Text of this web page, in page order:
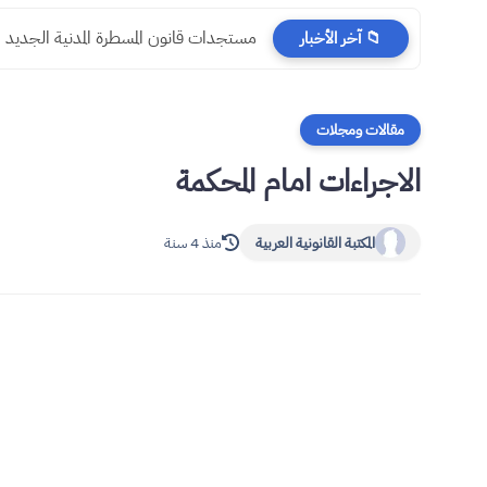
📁 آخر الأخبار مستجدات قانون المسطرة المدنية الجديد
مقالات ومجلات
الاجراءات امام المحكمة
المكتبة القانونية العربية منذ 4 سنة